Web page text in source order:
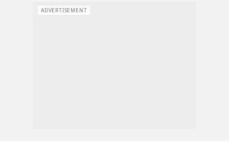
ADVERTISEMENT